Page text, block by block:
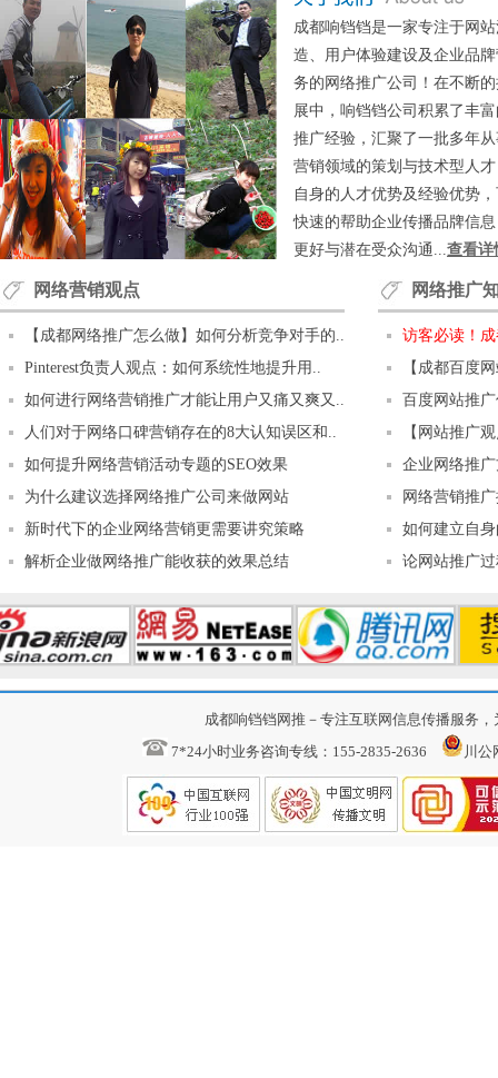
成都响铛铛是一家专注于网
造、用户体验建设及企业品
务的网络推广公司！在不断
展中，响铛铛公司积累了丰
推广经验，汇聚了一批多年
营销领域的策划与技术型人
自身的人才优势及经验优势
快速的帮助企业传播品牌信
更好与潜在受众沟通...查看详
网络营销观点
【成都网络推广怎么做】如何分析竞争对手的..
Pinterest负责人观点：如何系统性地提升用..
如何进行网络营销推广才能让用户又痛又爽又..
人们对于网络口碑营销存在的8大认知误区和..
如何提升网络营销活动专题的SEO效果
为什么建议选择网络推广公司来做网站
新时代下的企业网络营销更需要讲究策略
解析企业做网络推广能收获的效果总结
网络推广
访客必读！
【成都百度
百度网站推
【网站推广
企业网络推
网络营销推
如何建立自
论网站推广
成都响铛铛网推－专注互联网信息传播服务
7*24小时业务咨询专线：155-2835-2636
川公